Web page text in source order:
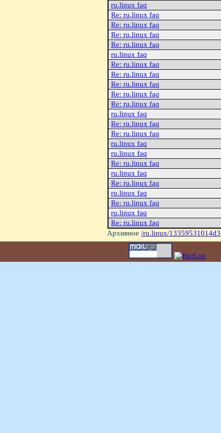
ru.linux faq
Re: ru.linux faq
Re: ru.linux faq
Re: ru.linux faq
Re: ru.linux faq
ru.linux faq
Re: ru.linux faq
Re: ru.linux faq
Re: ru.linux faq
Re: ru.linux faq
Re: ru.linux faq
ru.linux faq
Re: ru.linux faq
Re: ru.linux faq
ru.linux faq
ru.linux faq
Re: ru.linux faq
ru.linux faq
Re: ru.linux faq
ru.linux faq
Re: ru.linux faq
ru.linux faq
Re: ru.linux faq
Архивное /ru.linux/